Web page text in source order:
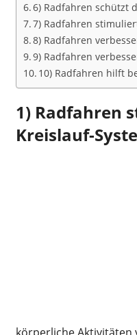
6) Radfahren schützt
7) Radfahren
8) Radfahren
9) Radfahren
10) Radfahren hilft
1) Radfahren
Kreislauf-